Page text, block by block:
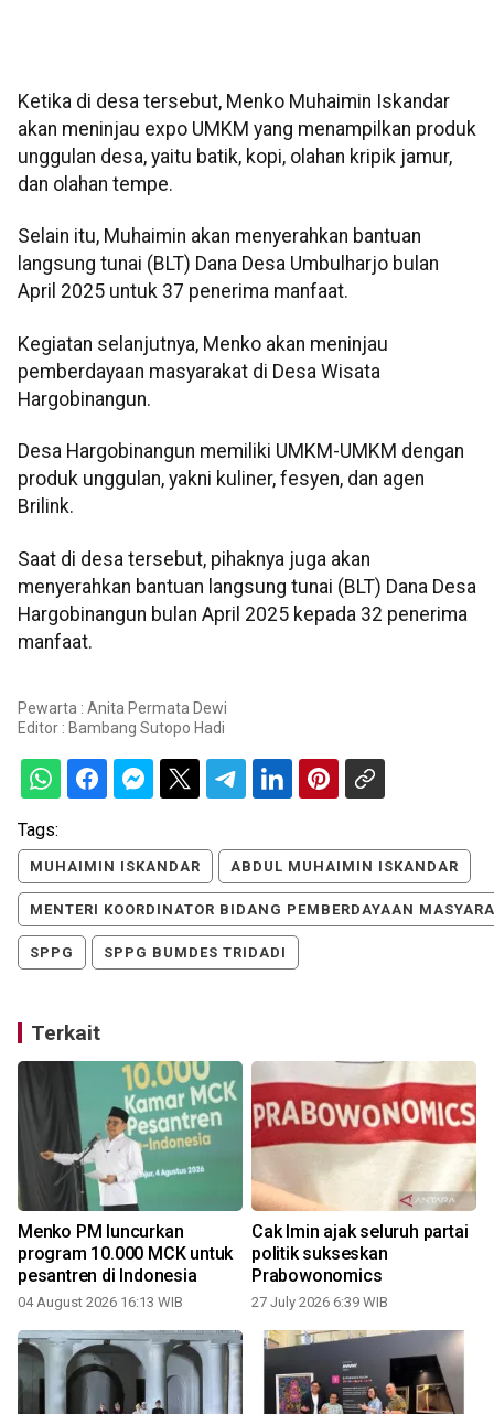
Ketika di desa tersebut, Menko Muhaimin Iskandar
akan meninjau expo UMKM yang menampilkan produk
unggulan desa, yaitu batik, kopi, olahan kripik jamur,
dan olahan tempe.
Selain itu, Muhaimin akan menyerahkan bantuan
langsung tunai (BLT) Dana Desa Umbulharjo bulan
April 2025 untuk 37 penerima manfaat.
Kegiatan selanjutnya, Menko akan meninjau
pemberdayaan masyarakat di Desa Wisata
Hargobinangun.
Desa Hargobinangun memiliki UMKM-UMKM dengan
produk unggulan, yakni kuliner, fesyen, dan agen
Brilink.
Saat di desa tersebut, pihaknya juga akan
menyerahkan bantuan langsung tunai (BLT) Dana Desa
Hargobinangun bulan April 2025 kepada 32 penerima
manfaat.
Pewarta : Anita Permata Dewi
Editor : Bambang Sutopo Hadi
Tags:
MUHAIMIN ISKANDAR ABDUL MUHAIMIN ISKANDAR
MENTERI KOORDINATOR BIDANG PEMBERDAYAAN
SPPG SPPG BUMDES TRIDADI
Terkait
Menko PM luncurkan
program 10.000 MCK untuk
pesantren di Indonesia
04 August 2026 16:13 WIB
Cak Imin ajak seluruh partai
politik sukseskan
Prabowonomics
27 July 2026 6:39 WIB